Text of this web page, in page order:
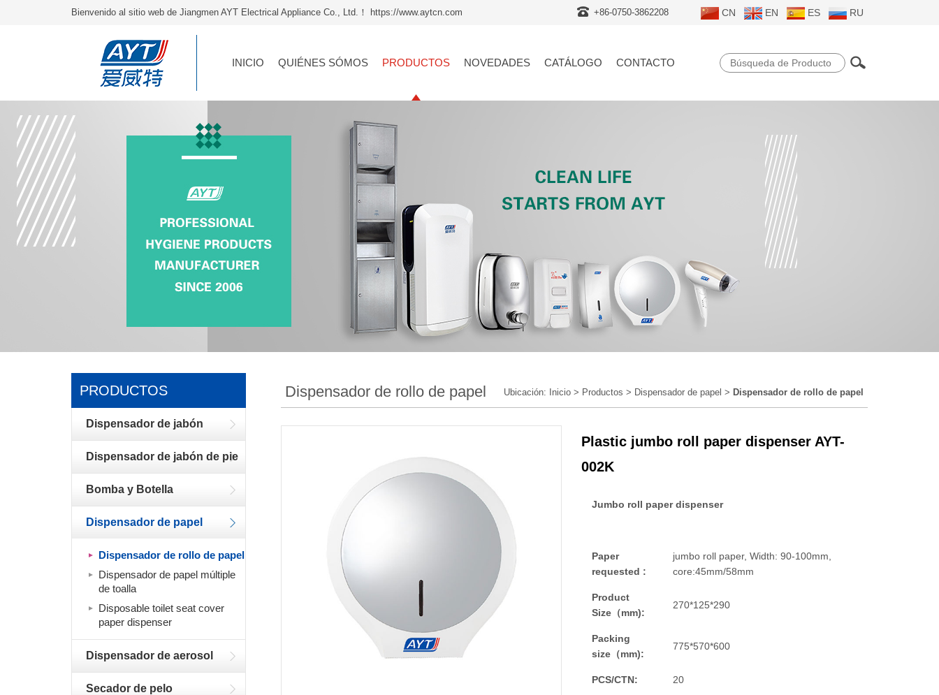
Bienvenido al sitio web de Jiangmen AYT Electrical Appliance Co., Ltd.！ https://www.aytcn.com +86-0750-3862208 CN EN ES RU
INICIO QUIÉNES SÓMOS PRODUCTOS NOVEDADES CATÁLOGO CONTACTO
PRODUCTOS
Dispensador de jabón
Dispensador de jabón de pie
Bomba y Botella
Dispensador de papel
Dispensador de rollo de papel
Dispensador de papel múltiple
de toalla
Disposable toilet seat cover
paper dispenser
Dispensador de aerosol
Secador de pelo
Dispensador de rollo de papel Ubicación: Inicio > Productos > Dispensador de papel > Dispensador de rollo de papel
Plastic jumbo roll paper dispenser AYT-
002K
Jumbo roll paper dispenser
Paper
requested :
jumbo roll paper, Width: 90-100mm,
core:45mm/58mm
Product
Size（mm):
270*125*290
Packing
size（mm):
775*570*600
PCS/CTN: 20